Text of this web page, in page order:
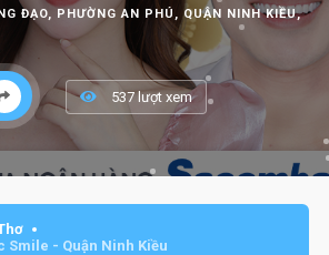
ĐẠO, PHƯỜNG AN PHÚ, QUẬN NINH KIỀU,
537 lượt xem
Smile - Quận Ninh Kiều